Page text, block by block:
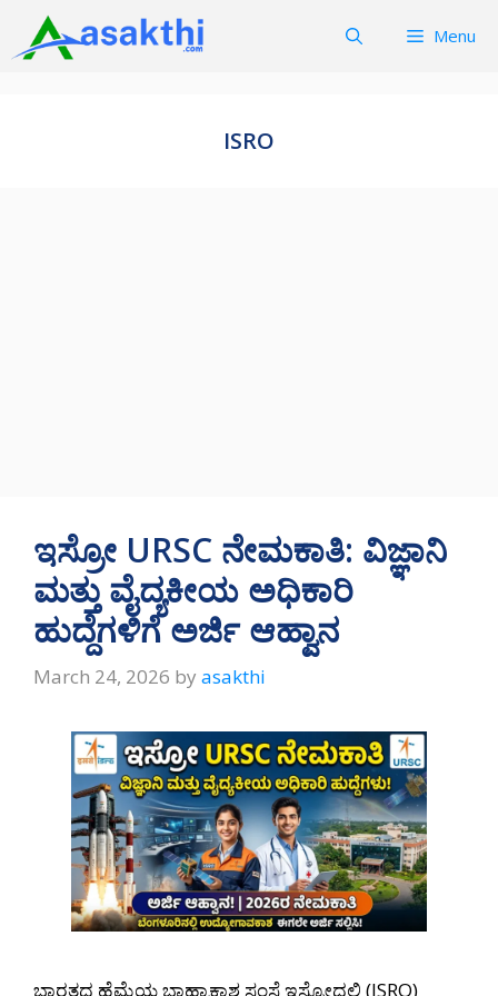
content
Menu
ISRO
ಇಸ್ರೋ URSC ನೇಮಕಾತಿ: ವಿಜ್ಞಾನಿ
ಮತ್ತು ವೈದ್ಯಕೀಯ ಅಧಿಕಾರಿ
ಹುದ್ದೆಗಳಿಗೆ ಅರ್ಜಿ ಆಹ್ವಾನ
March 24, 2026 by asakthi
ಭಾರತದ ಹೆಮ್ಮೆಯ ಬಾಹ್ಯಾಕಾಶ ಸಂಸ್ಥೆ ಇಸ್ರೋದಲ್ಲಿ (ISRO)